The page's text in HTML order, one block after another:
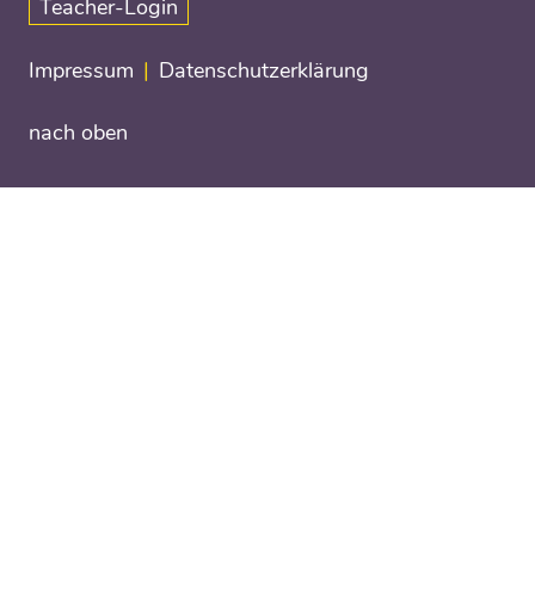
Teacher-Login
Impressum Datenschutzerklärung
nach oben